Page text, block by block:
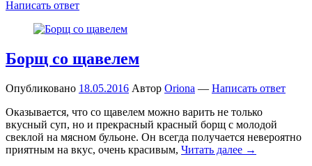
Написать ответ
Борщ со щавелем
Опубликовано 18.05.2016 Автор Oriona — Написать ответ
Оказывается, что со щавелем можно варить не только
вкусный суп, но и прекрасный красный борщ с молодой
свеклой на мясном бульоне. Он всегда получается невероятно
приятным на вкус, очень красивым, Читать далее →